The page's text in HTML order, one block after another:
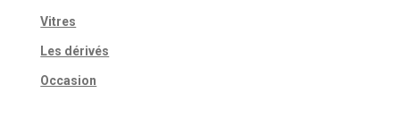
Vitres
Les dérivés
Occasion